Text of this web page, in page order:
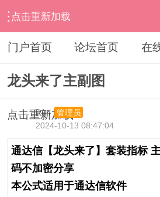
点击重新加载
› 意见与建议 › 精品指标 › 内容
门户首页 论坛首页 在
龙头来了主副图
点击重新加载
Run
管理员
2024-10-13 08:47:04
通达信【龙头来了】套装指标
码不加密分享
本公式适用于通达信软件